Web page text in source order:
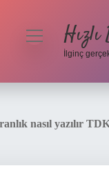
menüyü
İlginç
nasıl yazılır